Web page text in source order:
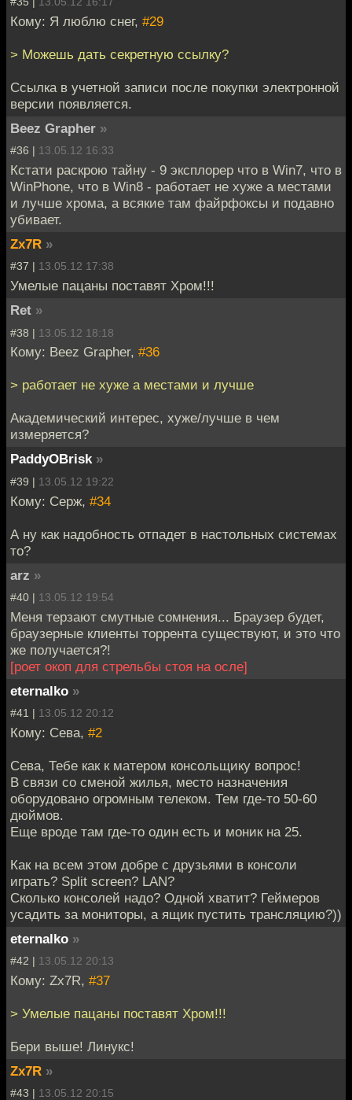
Кому: Я люблю снег, #29
> Можешь дать секретную ссылку?
Ссылка в учетной записи после покупки электронной
версии появляется.
Beez Grapher »
#36 | 13.05.12 16:33
Кстати раскрою тайну - 9 эксплорер что в Win7, что в
WinPhone, что в Win8 - работает не хуже а местами
и лучше хрома, а всякие там файрфоксы и подавно
убивает.
Zx7R »
#37 | 13.05.12 17:38
Умелые пацаны поставят Хром!!!
Ret »
#38 | 13.05.12 18:18
Кому: Beez Grapher, #36
> работает не хуже а местами и лучше
Академический интерес, хуже/лучше в чем
измеряется?
PaddyOBrisk »
#39 | 13.05.12 19:22
Кому: Серж, #34
А ну как надобность отпадет в настольных системах
то?
arz »
#40 | 13.05.12 19:54
Меня терзают смутные сомнения... Браузер будет,
браузерные клиенты торрента существуют, и это что
же получается?!
[роет окоп для стрельбы стоя на осле]
eternalko »
#41 | 13.05.12 20:12
Кому: Сева, #2
Сева, Тебе как к матером консольщику вопрос!
В связи со сменой жилья, место назначения
оборудовано огромным телеком. Тем где-то 50-60
дюймов.
Еще вроде там где-то один есть и моник на 25.
Как на всем этом добре с друзьями в консоли
играть? Split screen? LAN?
Сколько консолей надо? Одной хватит? Геймеров
усадить за мониторы, а ящик пустить трансляцию?))
eternalko »
#42 | 13.05.12 20:13
Кому: Zx7R, #37
> Умелые пацаны поставят Хром!!!
Бери выше! Линукс!
Zx7R »
#43 | 13.05.12 20:15